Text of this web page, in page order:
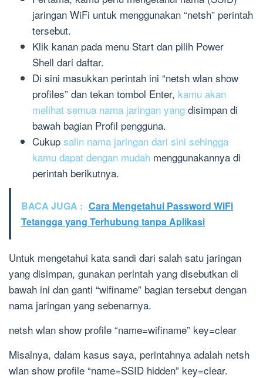
jaringan WiFi untuk menggunakan “netsh” perintah
tersebut.
Klik kanan pada menu Start dan pilih Power
Shell dari daftar.
Di sini masukkan perintah ini “netsh wlan show
profiles” dan tekan tombol Enter, kamu akan
melihat semua nama jaringan yang disimpan di
bawah bagian Profil pengguna.
Cukup salin nama jaringan dari sini sehingga
kamu dapat dengan mudah menggunakannya di
perintah berikutnya.
BACA JUGA : Cara Mengetahui Password WiFi
Tetangga yang Terhubung tanpa Aplikasi
Untuk mengetahui kata sandi dari salah satu jaringan
yang disimpan, gunakan perintah yang disebutkan di
bawah ini dan ganti “wifiname” bagian tersebut dengan
nama jaringan yang sebenarnya.
netsh wlan show profile “name=wifiname” key=clear
Misalnya, dalam kasus saya, perintahnya adalah netsh
wlan show profile “name=SSID hidden” key=clear.